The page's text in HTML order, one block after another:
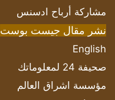
مشاركة أرباح ادسنس
نشر مقال جيست بوست
English
صحيفة 24 لمعلوماتك
مؤسسة اشراق العالم